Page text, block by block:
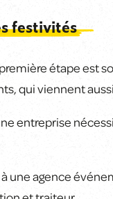
festivités
étape est
qui viennent
entreprise
une agence